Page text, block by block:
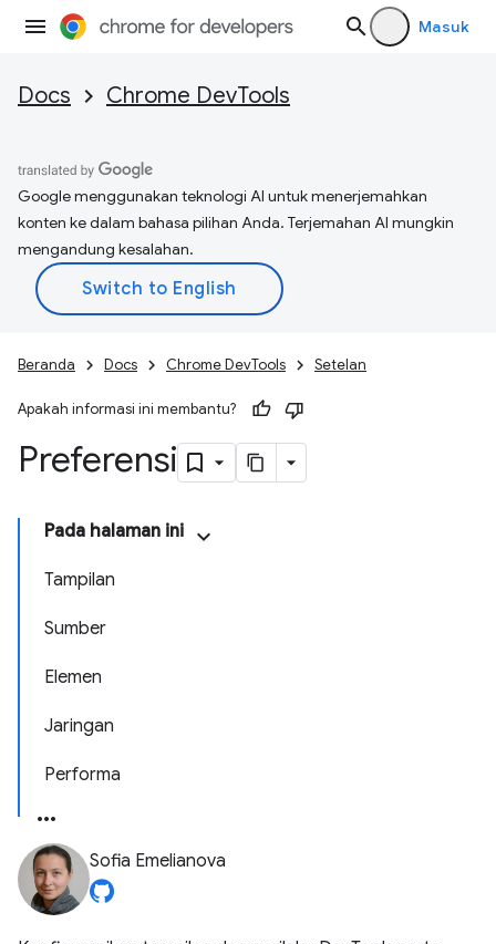
Masuk
Docs Chrome DevTools
Google menggunakan teknologi AI untuk menerjemahkan
konten ke dalam bahasa pilihan Anda. Terjemahan AI mungkin
mengandung kesalahan.
Beranda Docs Chrome DevTools Setelan
Apakah informasi ini membantu?
Preferensi
Pada halaman ini
Tampilan
Sumber
Elemen
Jaringan
Performa
Sofia Emelianova